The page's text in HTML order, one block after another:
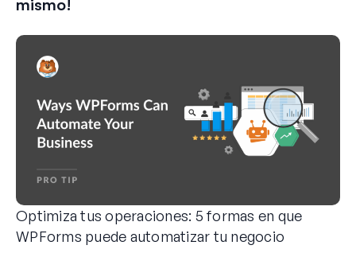
ó
mismo!
Optimiza tus operaciones: 5 formas en que
WPForms puede automatizar tu negocio